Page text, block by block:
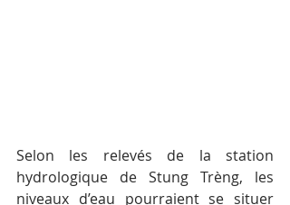
Selon les relevés de la station
hydrologique de Stung Trèng, les
niveaux d’eau pourraient se situer